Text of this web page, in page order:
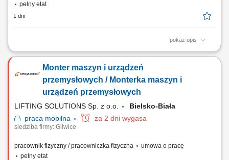
pełny etat
1 dni
pokaż opis
Opis stanowiska: Spawanie konstrukcji stalowych oraz elementów
materiałów do spawania zgodnie z dokumentacją techniczną.
Wykonywanie napraw maszyn i urządzeń pracujących na placach
budowy. Diagnozowanie oraz usuwanie usterek układów...
Monter maszyn i urządzeń
przemysłowych / Monterka maszyn i
urządzeń przemysłowych
LIFTING SOLUTIONS Sp. z o.o.
Bielsko-Biała
praca mobilna za 2 dni wygasa
siedziba firmy: Gliwice
pracownik fizyczny / pracowniczka fizyczna
umowa o pracę
pełny etat